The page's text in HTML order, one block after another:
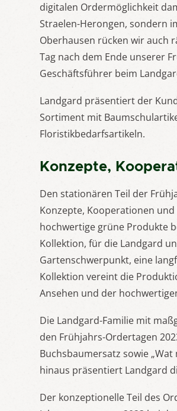
digitalen Ordermöglichkeit
Straelen-Herongen, sondern
Oberhausen rücken wir auch
Tag nach dem Ende unserer
Geschäftsführer beim
Landgard präsentiert der
Sortiment mit
Floristikbedarfsartikeln.
Konzepte,
Den stationären Teil der
Konzepte, Kooperationen
hochwertige grüne Produkte
Kollektion, für die Landgard
Gartenschwerpunkt, eine
Kollektion vereint die
Ansehen und der
Die Landgard-Familie mit
den Frühjahrs-Ordertagen
Buchsbaumersatz sowie
hinaus präsentiert Landgard
Der konzeptionelle Teil des